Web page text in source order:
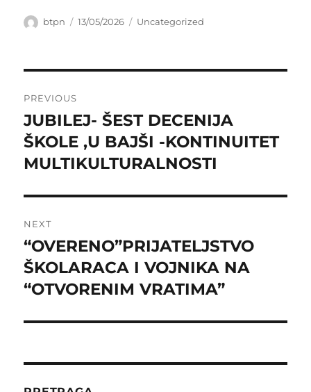
Author
btpn
Posted
13/05/2026 Categories
Uncategorized
navigation
PREVIOUS
Previous
post:
JUBILEJ- ŠEST DECENIJA
ŠKOLE ,U BAJŠI -KONTINUITET
MULTIKULTURALNOSTI
NEXT
Next
post:
“OVERENO”PRIJATELJSTVO
ŠKOLARACA I VOJNIKA NA
“OTVORENIM VRATIMA”